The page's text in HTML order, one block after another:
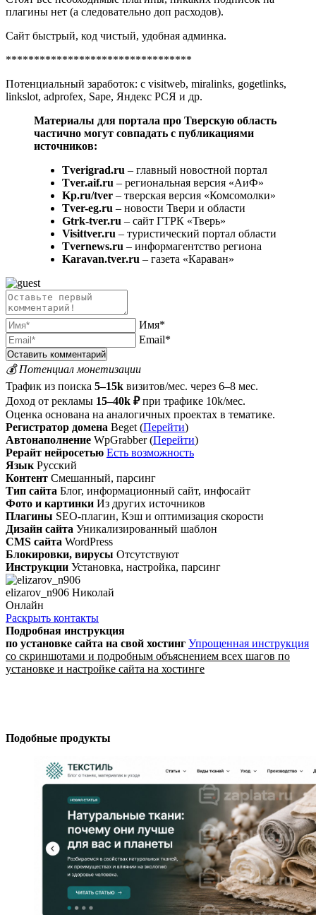
плагины нет (а следовательно доп расходов).
Сайт быстрый, код чистый, удобная админка.
*********************************
Потенциальный заработок: с visitweb, miralinks, gogetlinks,
linkslot, adprofex, Sape, Яндекс РСЯ и др.
Материалы для портала про Тверскую область
частично могут совпадать с публикациями
источников:
Tverigrad.ru – главный новостной портал
Tver.aif.ru – региональная версия «АиФ»
Kp.ru/tver – тверская версия «Комсомолки»
Tver-eg.ru – новости Твери и области
Gtrk-tver.ru – сайт ГТРК «Тверь»
Visittver.ru – туристический портал области
Tvernews.ru – информагентство региона
Karavan.tver.ru – газета «Караван»
Имя*
Email*
💰 Потенциал монетизации
Трафик из поиска 5–15k визитов/мес. через 6–8 мес.
Доход от рекламы 15–40k ₽ при трафике 10k/мес.
Оценка основана на аналогичных проектах в тематике.
Регистратор домена Beget (Перейти)
Автонаполнение WpGrabber (Перейти)
Рерайт нейросетью Есть возможность
Язык Русский
Контент Смешанный, парсинг
Тип сайта Блог, информационный сайт, инфосайт
Фото и картинки Из других источников
Плагины SEO-плагин, Кэш и оптимизация скорости
Дизайн сайта Уникализированный шаблон
CMS сайта WordPress
Блокировки, вирусы Отсутствуют
Инструкции Установка, настройка, парсинг
elizarov_n906 Николай
Онлайн
Раскрыть контакты
Подробная инструкция
по установке сайта на свой хостинг Упрощенная инструкция
со скриншотами и подробным объяснением всех шагов по
установке и настройке сайта на хостинге
Подобные продукты